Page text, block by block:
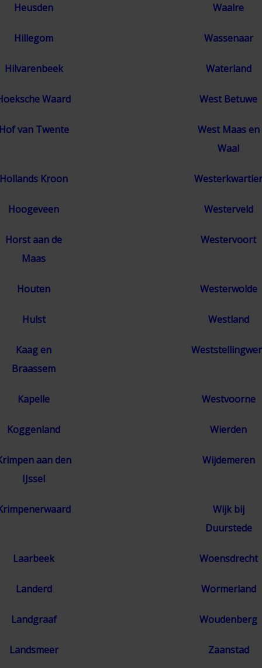
Heusden Waalre
Hillegom Wassenaar
Hilvarenbeek Waterland
Waard West Betuwe
van Twente
West Maas en
Waal
Hollands Kroon Westerkwartier
Hoogeveen Westerveld
Horst aan de
Maas
Westervoort
Houten Westerwolde
Hulst Westland
Kaag en
Braassem
Kapelle Westvoorne
Koggenland Wierden
aan den
IJssel
Wijdemeren
Wijk bij
Duurstede
Laarbeek Woensdrecht
Landerd Wormerland
Landgraaf Woudenberg
Landsmeer Zaanstad